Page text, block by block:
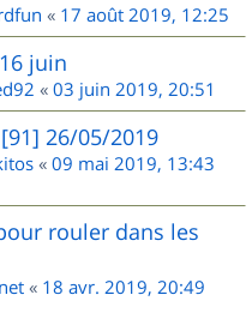
« 17 août 2019, 12:25
juin
« 03 juin 2019, 20:51
26/05/2019
« 09 mai 2019, 13:43
rouler dans les
« 18 avr. 2019, 20:49